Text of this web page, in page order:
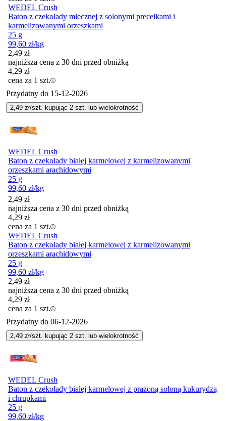
WEDEL Crush
Baton z czekolady mlecznej z solonymi precelkami i
karmelizowanymi orzeszkami
25 g
99,60 zł/kg
2,49 zł
najniższa cena z 30 dni przed obniżką
4,29 zł
cena za 1 szt.
Przydatny do 15-12-2026
2,49 zł/szt. kupując 2 szt. lub wielokrotność
WEDEL Crush
Baton z czekolady białej karmelowej z karmelizowanymi
orzeszkami arachidowymi
25 g
99,60 zł/kg
2,49 zł
najniższa cena z 30 dni przed obniżką
4,29 zł
cena za 1 szt.
WEDEL Crush
Baton z czekolady białej karmelowej z karmelizowanymi
orzeszkami arachidowymi
25 g
99,60 zł/kg
2,49 zł
najniższa cena z 30 dni przed obniżką
4,29 zł
cena za 1 szt.
Przydatny do 06-12-2026
2,49 zł/szt. kupując 2 szt. lub wielokrotność
WEDEL Crush
Baton z czekolady białej karmelowej z prażoną soloną kukurydzą
i chrupkami
25 g
99,60 zł/kg